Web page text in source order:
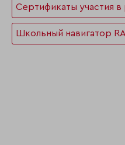
Сертификаты участия в
Школьный навигатор